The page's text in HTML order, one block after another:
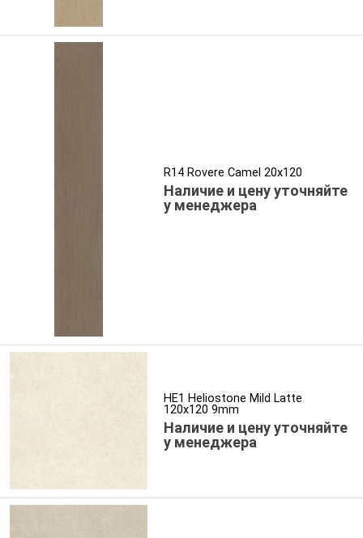
R14 Rovere Camel 20x120
Наличие и цену уточняйте
у менеджера
HE1 Heliostone Mild Latte
120x120 9mm
Наличие и цену уточняйте
у менеджера